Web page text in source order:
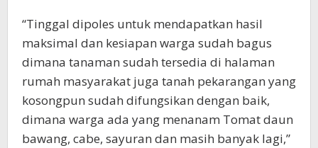
“Tinggal dipoles untuk mendapatkan hasil
maksimal dan kesiapan warga sudah bagus
dimana tanaman sudah tersedia di halaman
rumah masyarakat juga tanah pekarangan yang
kosongpun sudah difungsikan dengan baik,
dimana warga ada yang menanam Tomat daun
bawang, cabe, sayuran dan masih banyak lagi,”